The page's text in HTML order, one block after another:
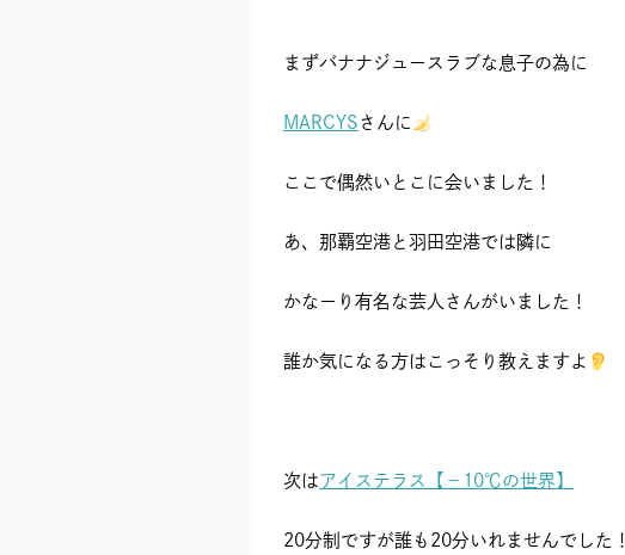
まずバナナジュースラブな息子の為に
MARCYS さんに
ここで偶然いとこに会いました！
あ、那覇空港と羽田空港では隣に
かなーり有名な芸人さんがいました！
誰か気になる方はこっそり教えますよ
次はアイステラス【－10℃の世界】
20分制ですが誰も20分いれませんでした！